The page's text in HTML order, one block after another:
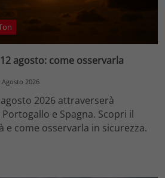
agosto: come osservarla
Agosto 2026
2026 attraverserà
e Spagna. Scopri il
come osservarla in sicurezza.